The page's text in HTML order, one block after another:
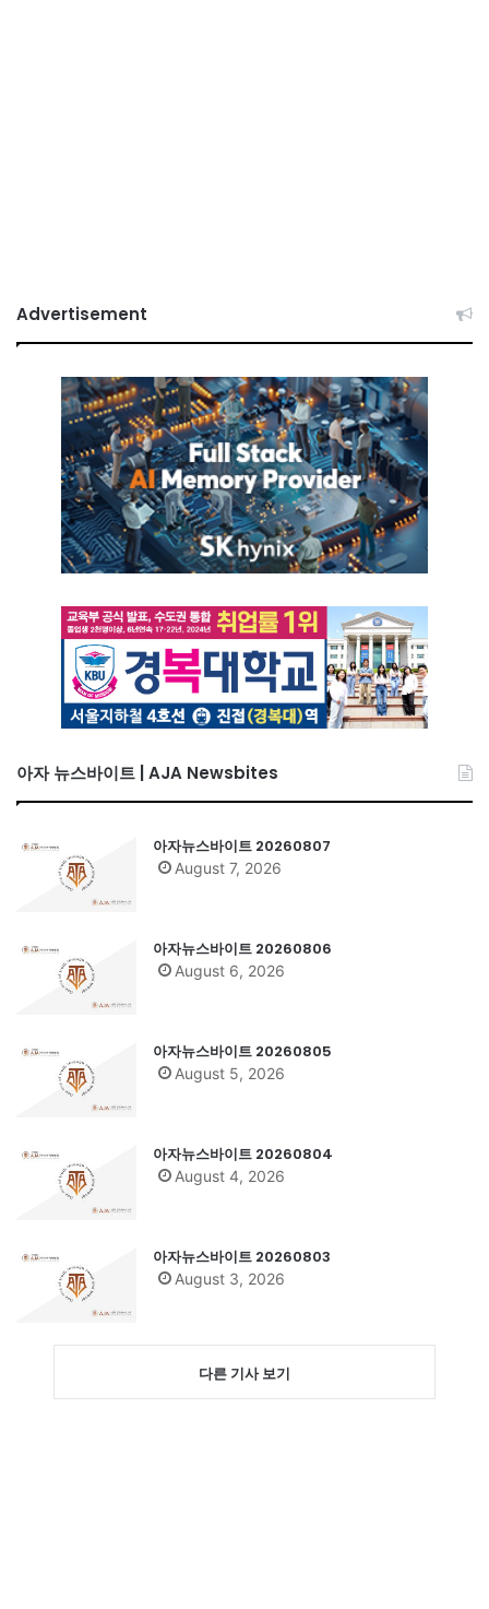
Advertisement
아자 뉴스바이트 | AJA Newsbites
아자뉴스바이트 20260807
August 7, 2026
아자뉴스바이트 20260806
August 6, 2026
아자뉴스바이트 20260805
August 5, 2026
아자뉴스바이트 20260804
August 4, 2026
아자뉴스바이트 20260803
August 3, 2026
다른 기사 보기